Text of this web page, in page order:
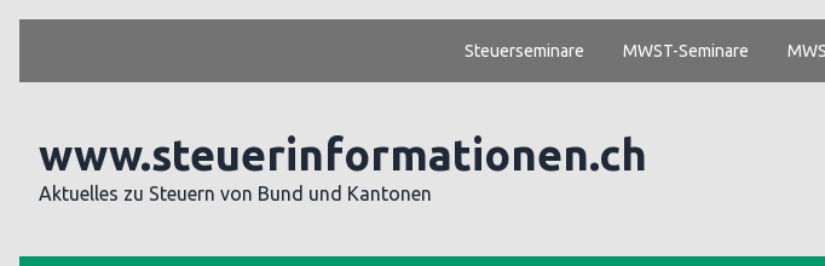
Steuerseminare MWST-Seminare
www.steuerinformationen.ch
Aktuelles zu Steuern von Bund und Kantonen